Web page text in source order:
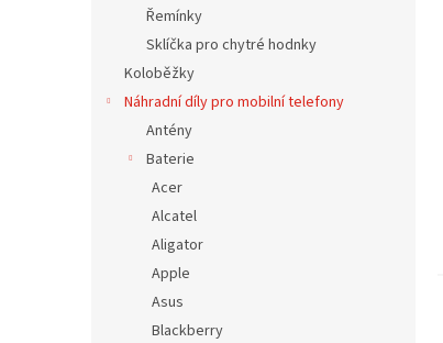
Řemínky
Sklíčka pro chytré hodnky
Koloběžky
Náhradní díly pro mobilní telefony
Antény
Baterie
Acer
Alcatel
Aligator
Apple
Asus
Blackberry